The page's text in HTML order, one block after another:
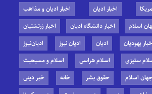
اخبار ادیان
اخبار ادیان و مذاهب
اسلام اخبار دانشگاه ادیان
اخبار زرتشتیان
یهودیان ادیان ادیان نیوز
ادیان‌نیوز
ستیزی اسلام هراسی
اسلام و مسیحیت
جهان اسلام حقوق بشر خانه
خبر دینی